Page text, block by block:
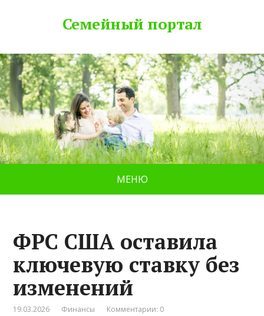
Семейный портал
МЕНЮ
ФРС США оставила
ключевую ставку без
изменений
19.03.2026 Финансы Комментарии: 0